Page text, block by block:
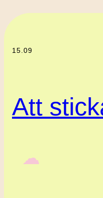
15.09
Att
‎ ‎‎ ☁︎‎‎